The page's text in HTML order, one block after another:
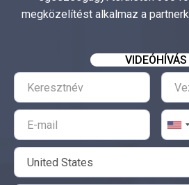
megközelítést alkalmaz a
VIDEÓHÍVÁS